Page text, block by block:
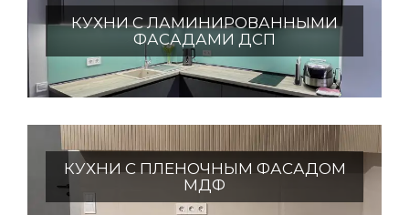
КУХНИ С ЛАМИНИРОВАННЫМИ
ФАСАДАМИ ДСП
КУХНИ С ПЛЕНОЧНЫМ ФАСАДОМ
МДФ